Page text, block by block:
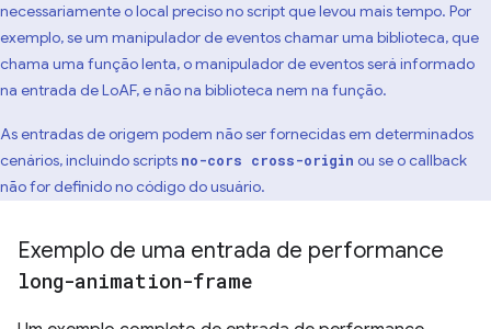
necessariamente o local preciso no script que levou mais tempo. Por
exemplo, se um manipulador de eventos chamar uma biblioteca, que
chama uma função lenta, o manipulador de eventos será informado
na entrada de LoAF, e não na biblioteca nem na função.
As entradas de origem podem não ser fornecidas em determinados
cenários, incluindo scripts no-cors cross-origin ou se o callback
não for definido no código do usuário.
Exemplo de uma entrada de performance
long-animation-frame